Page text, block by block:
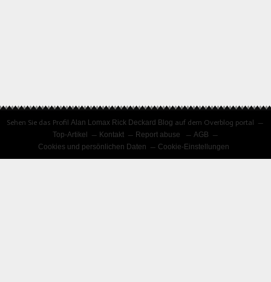
Sehen Sie das ProfilAlan Lomax Rick Deckard Blog auf dem Overblog portal
Top-Artikel
Kontakt Report abuse
AGB
Cookies und persönlichen Daten
Cookie-Einstellungen